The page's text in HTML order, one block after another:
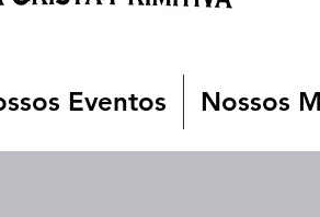
Eventos Nossos